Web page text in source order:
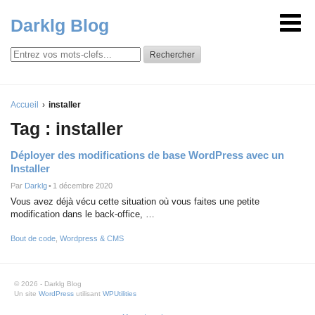
Darklg Blog
Rechercher
Accueil installer
Tag : installer
Déployer des modifications de base WordPress avec un
Installer
Par Darklg• 1 décembre 2020
Vous avez déjà vécu cette situation où vous faites une petite
modification dans le back-office, …
Bout de code Wordpress & CMS
© 2026 - Darklg Blog
Un site WordPress utilisant WPUtilities